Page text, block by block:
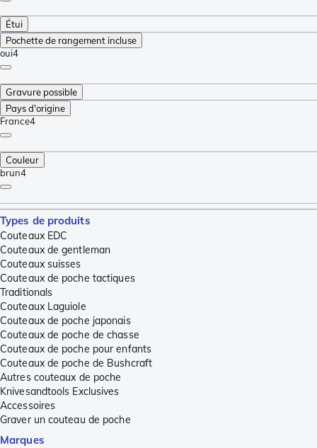
Étui
Pochette de rangement incluse
oui4
Gravure possible
Pays d'origine
France4
Couleur
brun4
Types de produits
Couteaux EDC
Couteaux de gentleman
Couteaux suisses
Couteaux de poche tactiques
Traditionals
Couteaux Laguiole
Couteaux de poche japonais
Couteaux de poche de chasse
Couteaux de poche pour enfants
Couteaux de poche de Bushcraft
Autres couteaux de poche
Knivesandtools Exclusives
Accessoires
Graver un couteau de poche
Marques